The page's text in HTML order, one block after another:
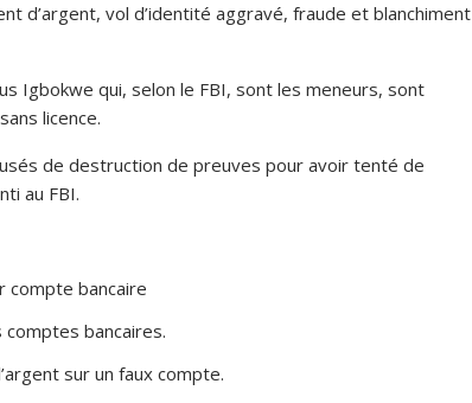
d’argent, vol d’identité aggravé, fraude et blanchiment
Igbokwe qui, selon le FBI, sont les meneurs, sont
licence.
de destruction de preuves pour avoir tenté de
au FBI.
compte bancaire
bancaires.
sur un faux compte.